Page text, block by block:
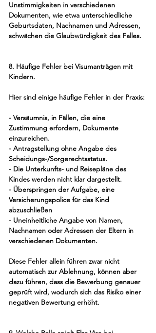
Unstimmigkeiten in verschiedenen
Dokumenten, wie etwa unterschiedliche
Geburtsdaten, Nachnamen und Adressen,
schwächen die Glaubwürdigkeit des Falles.
8. Häufige Fehler bei Visumanträgen mit
Kindern.
Hier sind einige häufige Fehler in der Praxis:
- Versäumnis, in Fällen, die eine
Zustimmung erfordern, Dokumente
einzureichen.
- Antragstellung ohne Angabe des
Scheidungs-/Sorgerechtsstatus.
- Die Unterkunfts- und Reisepläne des
Kindes werden nicht klar dargestellt.
- Überspringen der Aufgabe, eine
Versicherungspolice für das Kind
abzuschließen
- Uneinheitliche Angabe von Namen,
Nachnamen oder Adressen der Eltern in
verschiedenen Dokumenten.
Diese Fehler allein führen zwar nicht
automatisch zur Ablehnung, können aber
dazu führen, dass die Bewerbung genauer
geprüft wird, wodurch sich das Risiko einer
negativen Bewertung erhöht.